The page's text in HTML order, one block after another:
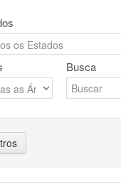
Busca